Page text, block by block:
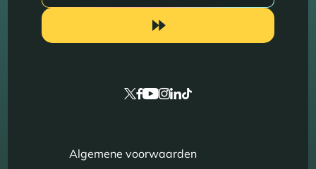
Algemene voorwaarden